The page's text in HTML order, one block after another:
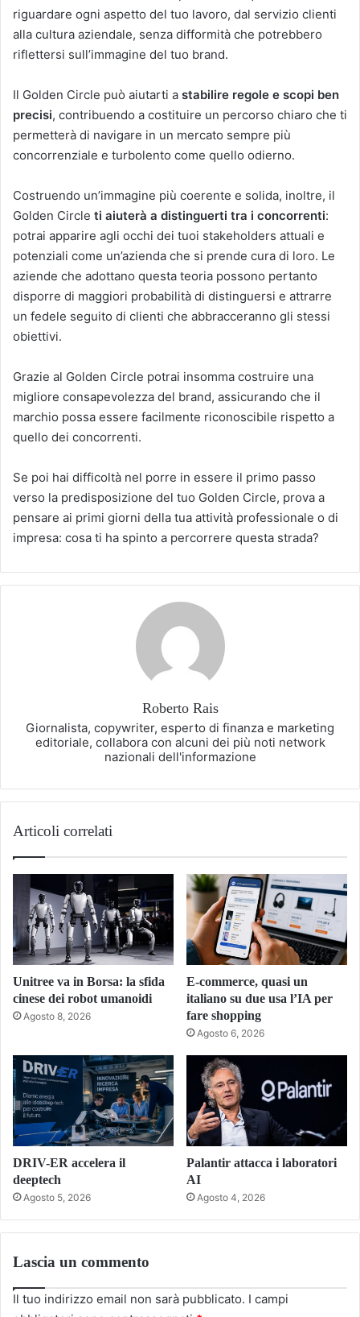
riguardare ogni aspetto del tuo lavoro, dal servizio clienti
alla cultura aziendale, senza difformità che potrebbero
riflettersi sull’immagine del tuo brand.
Il Golden Circle può aiutarti a stabilire regole e scopi ben
precisi, contribuendo a costituire un percorso chiaro che ti
permetterà di navigare in un mercato sempre più
concorrenziale e turbolento come quello odierno.
Costruendo un’immagine più coerente e solida, inoltre, il
Golden Circle ti aiuterà a distinguerti tra i concorrenti:
potrai apparire agli occhi dei tuoi stakeholders attuali e
potenziali come un’azienda che si prende cura di loro. Le
aziende che adottano questa teoria possono pertanto
disporre di maggiori probabilità di distinguersi e attrarre
un fedele seguito di clienti che abbracceranno gli stessi
obiettivi.
Grazie al Golden Circle potrai insomma costruire una
migliore consapevolezza del brand, assicurando che il
marchio possa essere facilmente riconoscibile rispetto a
quello dei concorrenti.
Se poi hai difficoltà nel porre in essere il primo passo
verso la predisposizione del tuo Golden Circle, prova a
pensare ai primi giorni della tua attività professionale o di
impresa: cosa ti ha spinto a percorrere questa strada?
Roberto Rais
Giornalista, copywriter, esperto di finanza e marketing
editoriale, collabora con alcuni dei più noti network
nazionali dell'informazione
Articoli correlati
Unitree va in Borsa: la sfida
cinese dei robot umanoidi
Agosto 8, 2026
E-commerce, quasi un
italiano su due usa l’IA per
fare shopping
Agosto 6, 2026
DRIV-ER accelera il
deeptech
Agosto 5, 2026
Palantir attacca i laboratori
AI
Agosto 4, 2026
Lascia un commento
Il tuo indirizzo email non sarà pubblicato. I campi